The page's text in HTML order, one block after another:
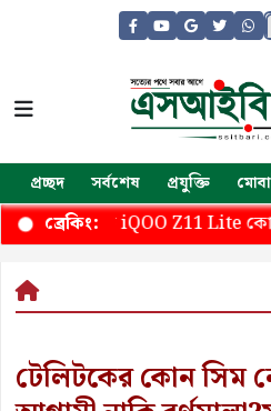
প্রচ্ছদ সর্বশেষ প্রযুক্তি
ব্রেকিং:
নাকি iQOO Z11 Lite কোনটি
টেলিটকের কোন সিম